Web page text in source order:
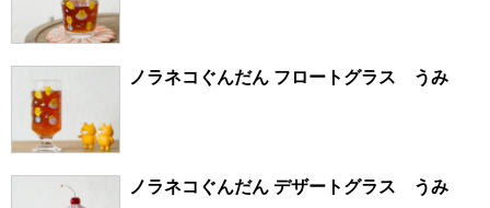
ノラネコぐんだん フロートグラス うみ
ノラネコぐんだん デザートグラス うみ